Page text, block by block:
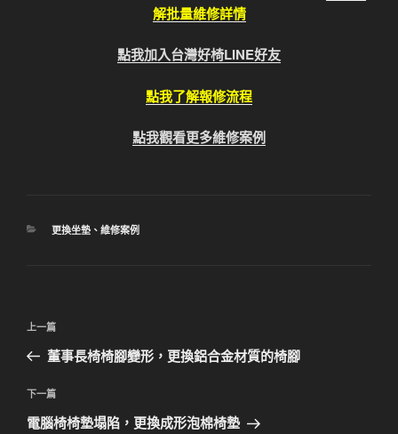
解批量維修詳情
點我加入台灣好椅LINE好友
點我了解報修流程
點我觀看更多維修案例
分
更換坐墊、 維修案例
文
導
覽
上
一
文
章
上一篇
董事長椅椅腳變形，更換鋁合金材質的椅腳
下
一
下一篇
電腦椅椅墊塌陷，更換成形泡棉椅墊